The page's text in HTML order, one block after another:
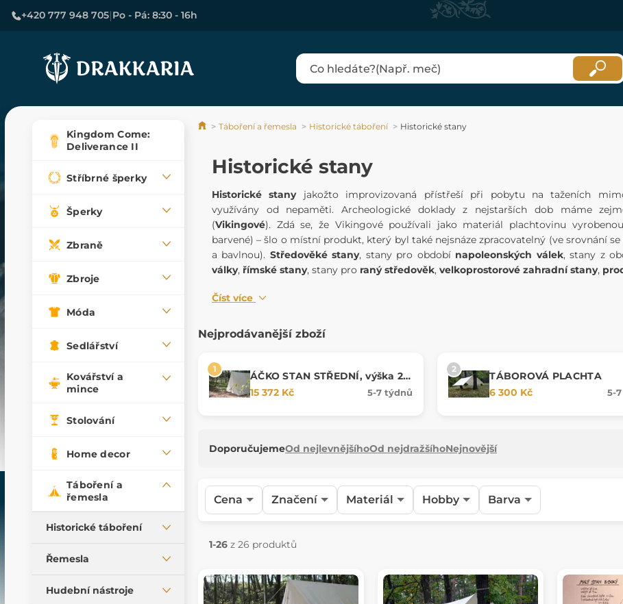
+420 777 948 705|Po - Pá: 8:30 - 16h
Kingdom Come:
Deliverance II
Stříbrné šperky
Šperky
Zbraně
Zbroje
Móda
Sedlářství
Kovářství a
mince
Stolování
Home decor
Táboření a
řemesla
Historické táboření
Historická kuchyně
Historické stany
Řemesla
Řezbářská dláta
Hudební nástroje
Táboření a řemesla Historické táboření Historické stany
Historické stany
Historické stanyjakožto improvizovaná přístřeší při pobytu na taženích
využívány od nepaměti. Archeologické doklady z nejstarších dob máme
(Vikingové). Zdá se, že Vikingové používali jako materiál plachtovinu
barvené) – šlo o místní produkt, který byl také nejsnáze zpracovatelný (ve srovnání
a bavlnou). Středověké stany, stany pro období napoleonských válek, stany z
války, římské stany, stany pro raný středověk, velkoprostorové zahradní stany,
Číst více
Nejprodávanější zboží
ÁČKO STAN STŘEDNÍ, výška 2
m
15 372 Kč 5-7 týdnů
TÁBOROVÁ PLACHTA
6 300 Kč
5-
DoporučujemeOd nejlevnějšíhoOd nejdražšíhoNejnovější
Cena Značení Materiál Hobby Barva
1-26 z 26 produktů